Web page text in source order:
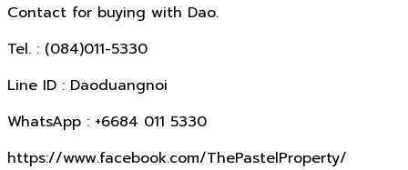
Contact for buying with Dao.
Tel. : (084)011-5330
Line ID : Daoduangnoi
WhatsApp : +6684 011 5330
https://www.facebook.com/ThePastelProperty/